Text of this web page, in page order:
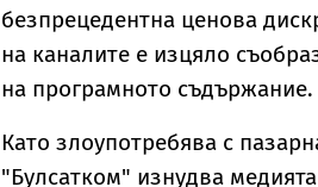
безпрецедентна ценова
на каналите е изцяло
на програмното съдържание.
Като злоупотребява с
"Булсатком" изнудва